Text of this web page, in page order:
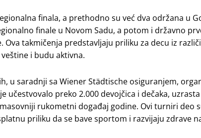
finala, a prethodno su već dva održana u
finale u Novom Sadu, a potom i državno
takmičenja predstavljaju priliku za decu iz
i budu aktivna.
u saradnji sa Wiener Städtische osiguranjem,
preko 2.000 devojčica i dečaka, uzrasta
rukometni događaj godine. Ovi turniri deo
priliku da se bave sportom i razvijaju zdrave